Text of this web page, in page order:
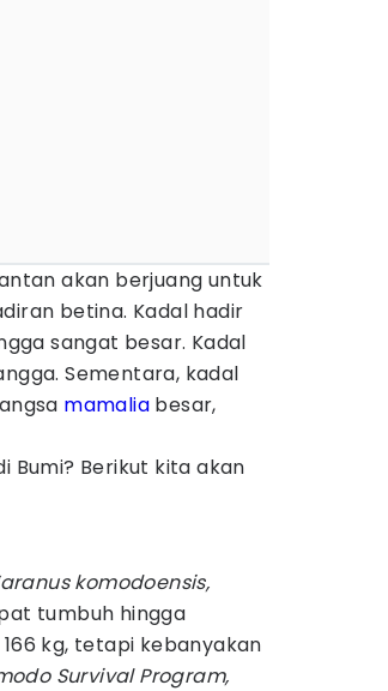
akan berjuang untuk
betina. Kadal hadir
sangat besar. Kadal
Sementara, kadal
mamalia besar,
Bumi? Berikut kita akan
komodoensis,
tumbuh hingga
kg, tetapi kebanyakan
Survival Program,